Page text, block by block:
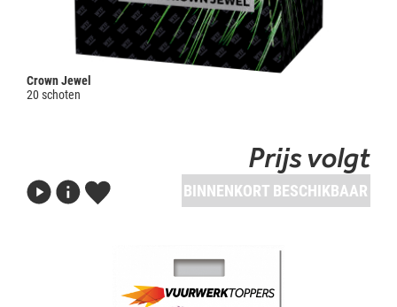
Crown Jewel
20 schoten
Prijs volgt
BINNENKORT BESCHIKBAAR